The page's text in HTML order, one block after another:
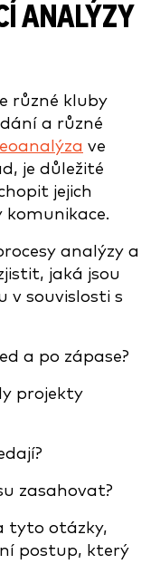
ANALÝZY
různé kluby
a různé
ve
je důležité
jejich
analýzy a
jaká jsou
v souvislosti s
a po zápase?
projekty
zasahovat?
tyto otázky,
postup, který